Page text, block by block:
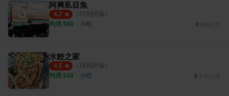
阿興虱目魚
4.7 （ 33則評論）
均消 $90 ・ 小吃
水餃之家
4.5 （ 18則評論）
均消 $40 ・ 小吃 3.41公里